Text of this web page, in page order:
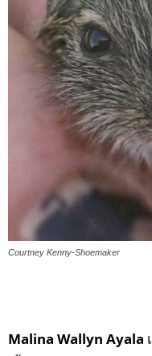
Courtney Kenny-Shoemaker
Malina Wallyn Ayala